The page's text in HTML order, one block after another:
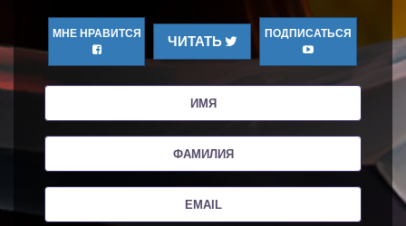
МНЕ НРАВИТСЯ
ЧИТАТЬ
ПОДПИСАТЬСЯ